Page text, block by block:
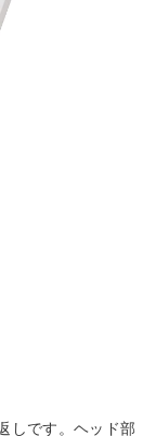
しです。ヘッド部